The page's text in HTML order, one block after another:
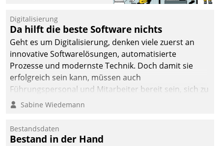
Jahresbeginn eine
Überblick, Einsicht und
Eingriff bietende Lösung.
Zur Entwicklung setzte
man auf
Cloudtechnologie,
bewährte und Startup-
agile Projektmethoden.
Digitalisierung
Da hilft die beste Software nichts
Geht es um Digitalisierung, denken viele zuerst an
innovative Softwarelösungen, automatisierte
Prozesse und modernste Technik. Doch damit sie
erfolgreich sein kann, müssen auch
Führungspersonal und Mitarbeiter bereit sein, sich zu
verändern und anzupassen, sonst werden sie an ihr
Sabine Wiedemann
Bestandsdaten
Bestand in der Hand